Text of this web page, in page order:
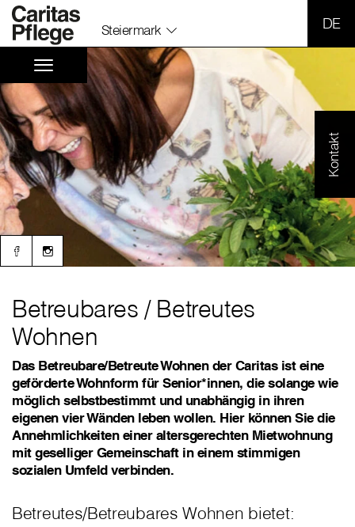
Steiermark
Kontakt
Betreubares / Betreutes
Wohnen
Das Betreubare/Betreute Wohnen der Caritas ist eine
geförderte Wohnform für Senior*innen, die solange wie
möglich selbstbestimmt und unabhängig in ihren
eigenen vier Wänden leben wollen. Hier können Sie die
Annehmlichkeiten einer altersgerechten Mietwohnung
mit geselliger Gemeinschaft in einem stimmigen
sozialen Umfeld verbinden.
Betreutes/Betreubares Wohnen bietet: